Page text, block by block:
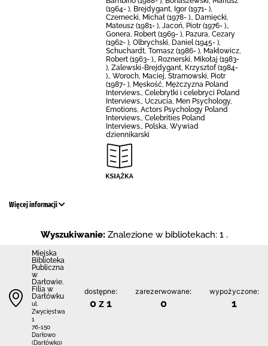
(1964- ), Brejdygant, Igor (1971- ),
Czernecki, Michał (1978- )., Damięcki,
Mateusz (1981- ), Jacoń, Piotr (1976- ).,
Gonera, Robert (1969- ), Pazura, Cezary
(1962- ), Olbrychski, Daniel (1945- ),
Schuchardt, Tomasz (1986- ), Makłowicz,
Robert (1963- )., Roznerski, Mikołaj (1983-
), Zalewski-Brejdygant, Krzysztof (1984-
)., Woroch, Maciej, Stramowski, Piotr
(1987- ), Męskość, Mężczyzna Poland
Interviews., Celebrytki i celebryci Poland
Interviews., Uczucia, Men Psychology,
Emotions, Actors Psychology Poland
Interviews., Celebrities Poland
Interviews., Polska, Wywiad
dziennikarski
Więcej informacji
Wyszukiwanie: Znalezione w bibliotekach: 1 .
Miejska
Biblioteka
Publiczna
w
Darłowie.
Filia w
Darłówku
ul.
Zwycięstwa
1
76-150
Darłowo
(Darłówko)
dostępne:
0 z 1
zarezerwowane:
0
wypożyczone:
1